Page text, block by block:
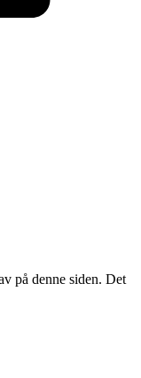
på denne siden. Det